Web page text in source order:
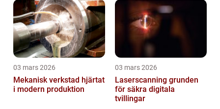
03 mars 2026
Mekanisk verkstad hjärtat
i modern produktion
03 mars 2026
Laserscanning grunden
för säkra digitala
tvillingar